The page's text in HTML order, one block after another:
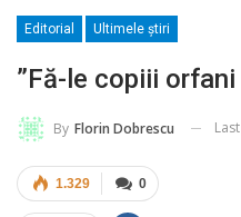
Editorial Ultimele ştiri
”Fă-le copiii
By Florin Dobrescu
0
1.329